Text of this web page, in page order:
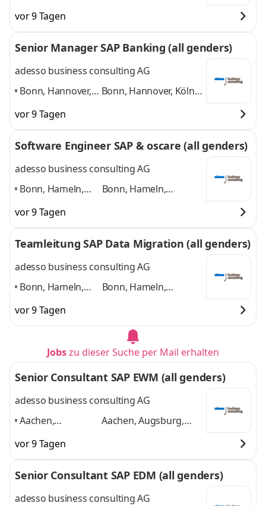
Paderborn,
Düsseldorf,
und 4 weitere
vor 9 Tagen
Senior Manager SAP Banking (all genders)
adesso business consulting AG
Bonn, Hannover,
Düsseldorf, Jena
Bonn, Hannover, Köln,
weitere
vor 9 Tagen
Software Engineer SAP & oscare (all genders)
adesso business consulting AG
Bonn, Hameln,
Paderborn,
Düsseldorf,
Bonn, Hameln,
und 4 weitere
vor 9 Tagen
Teamleitung SAP Data Migration (all genders)
adesso business consulting AG
Bonn, Hameln,
Paderborn,
Düsseldorf,
Bonn, Hameln,
und 4 weitere
vor 9 Tagen
Jobszu dieser Suche per Mail erhalten
Senior Consultant SAP EWM (all genders)
adesso business consulting AG
Aachen,
Bonn, Bremen,
Dortmund,
Aachen, Augsburg,
weitere
vor 9 Tagen
Senior Consultant SAP EDM (all genders)
adesso business consulting AG